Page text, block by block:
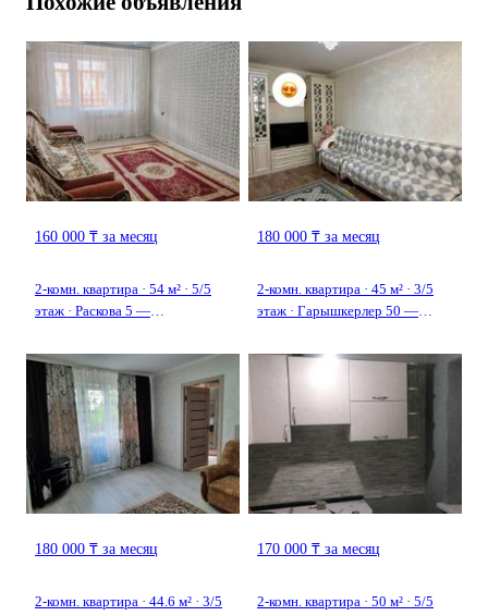
160 000 ₸ за месяц
2-комн. квартира · 54 м² · 5/5
этаж · Раскова 5 —
180 000 ₸ за месяц
2-комн. квартира · 45 м² · 3/5
этаж · Гарышкерлер 50 —
180 000 ₸ за месяц
2-комн. квартира · 44.6 м² · 3/5
170 000 ₸ за месяц
2-комн. квартира · 50 м² · 5/5